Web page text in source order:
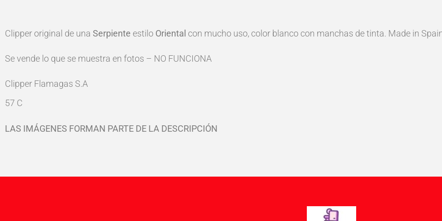
Clipper original de una Serpiente estilo Oriental con mucho uso, color blanco con manchas de tinta. Made in
Se vende lo que se muestra en fotos – NO FUNCIONA
Clipper Flamagas S.A
57 C
LAS IMÁGENES FORMAN PARTE DE LA DESCRIPCIÓN